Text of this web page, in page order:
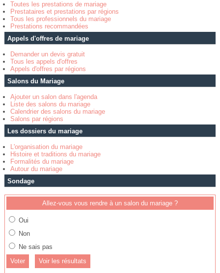
Toutes les prestations de mariage
Prestataires et prestations par régions
Tous les professionnels du mariage
Prestations recommandées
Appels d'offres de mariage
Demander un devis gratuit
Tous les appels d'offres
Appels d'offres par régions
Salons du Mariage
Ajouter un salon dans l'agenda
Liste des salons du mariage
Calendrier des salons du mariage
Salons par régions
Les dossiers du mariage
L'organisation du mariage
Histoire et traditions du mariage
Formalités du mariage
Autour du mariage
Sondage
Allez-vous vous rendre à un salon du mariage ?
Oui
Non
Ne sais pas
Voir les résultats